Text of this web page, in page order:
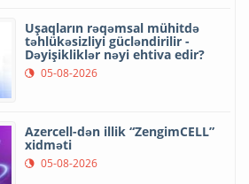
Uşaqların rəqəmsal mühitdə
təhlükəsizliyi gücləndirilir -
Dəyişikliklər nəyi ehtiva edir?
05-08-2026
Azercell-dən illik “ZengimCELL”
xidməti
05-08-2026